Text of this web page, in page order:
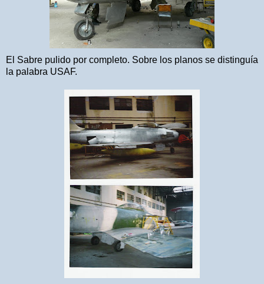
El Sabre pulido por completo. Sobre los planos se distinguía
la palabra USAF.